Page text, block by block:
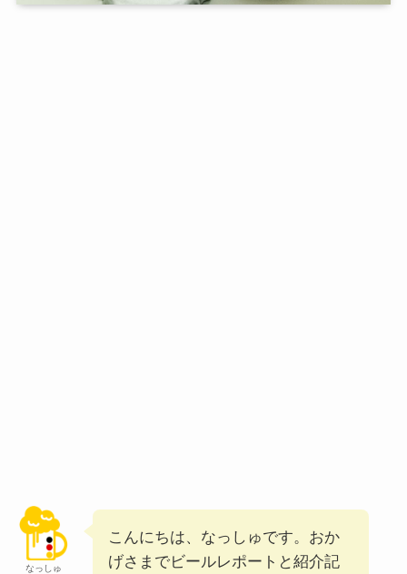
なっしゅ
こんにちは、なっしゅです。おか
げさまでビールレポートと紹介記